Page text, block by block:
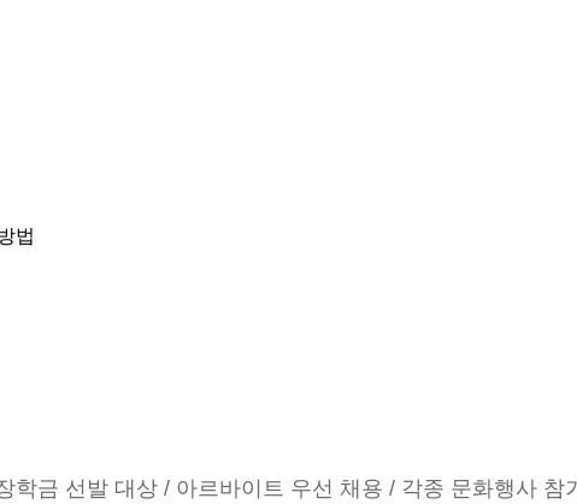
법
금 선발 대상 / 아르바이트 우선 채용 / 각종 문화행사 참